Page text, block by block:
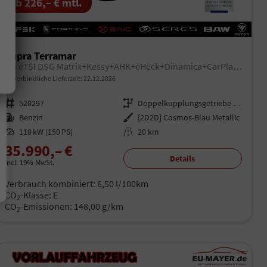
Cupra Terramar
1.5 eTSI DSG Matrix+Kessy+AHK+eHeck+Dinamica+CarPlay+eHeck+GV5
unverbindliche Lieferzeit: 22.12.2026
Fahrzeugnr. 520297 Getriebe
Doppelkupplungsgetriebe (DSG)
Kraftstoff Benzin Außenfarbe [2D2D] Cosmos-Blau Metallic
Leistung 110 kW (150 PS) Kilometerstand 20 km
35.990,– €
incl. 19% MwSt. Details
Verbrauch kombiniert: 6,50 l/100km
CO2-Klasse: E
CO2-Emissionen: 148,00 g/km